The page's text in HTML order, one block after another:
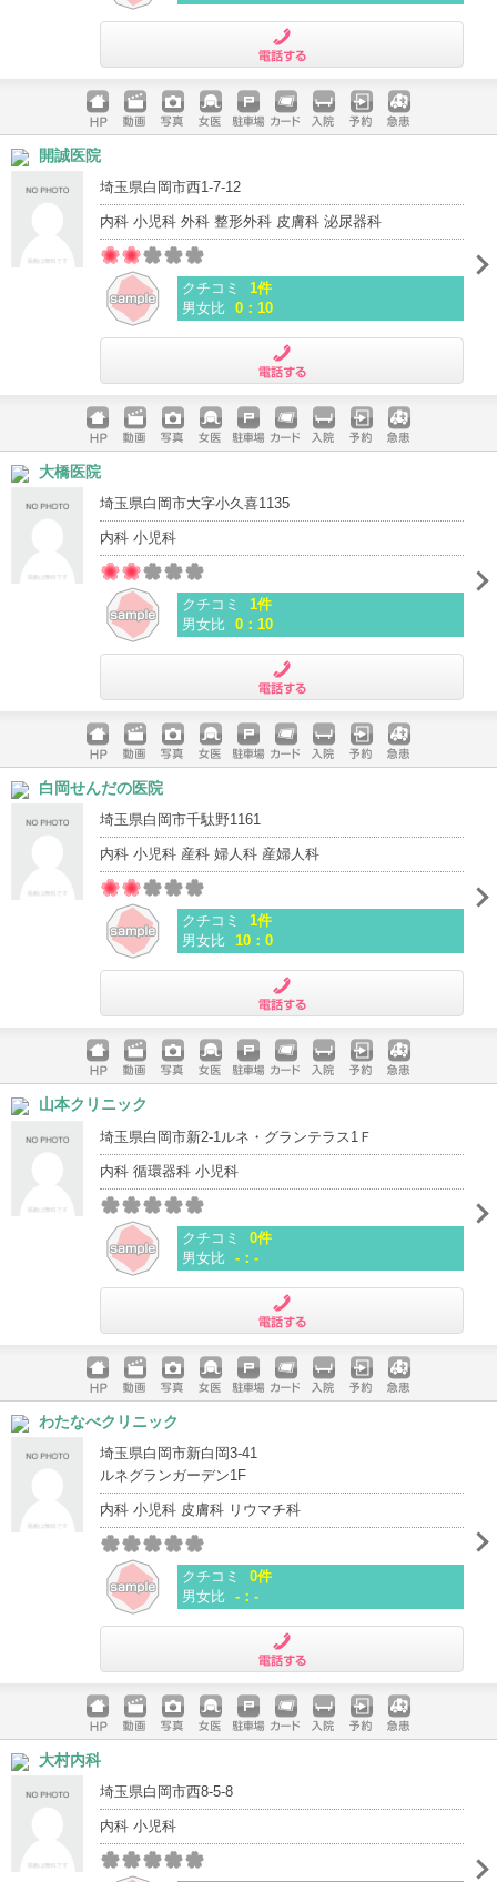
ホームペ
ージ
動画 写真 女医 駐車場
クレジッ
入院 予約 急患
開誠医院
埼玉県白岡市西1-7-12
内科 小児科 外科 整形外科 皮膚科 泌尿器科
クチコミ
1件
男女比 0：10
ホームペ
ージ
動画 写真 女医 駐車場
クレジッ
入院 予約 急患
大橋医院
埼玉県白岡市大字小久喜1135
内科 小児科
クチコミ
1件
男女比 0：10
ホームペ
ージ
動画 写真 女医 駐車場
クレジッ
入院 予約 急患
白岡せんだの医院
埼玉県白岡市千駄野1161
内科 小児科 産科 婦人科 産婦人科
クチコミ
1件
男女比 10：0
ホームペ
ージ
動画 写真 女医 駐車場
クレジッ
入院 予約 急患
山本クリニック
埼玉県白岡市新2-1ルネ・グランテラス1Ｆ
内科 循環器科 小児科
クチコミ
0件
男女比 -：-
ホームペ
ージ
動画 写真 女医 駐車場
クレジッ
入院 予約 急患
わたなべクリニック
埼玉県白岡市新白岡3-41
ルネグランガーデン1F
内科 小児科 皮膚科 リウマチ科
クチコミ
0件
男女比 -：-
ホームペ
ージ
動画 写真 女医 駐車場
クレジッ
入院 予約 急患
大村内科
埼玉県白岡市西8-5-8
内科 小児科